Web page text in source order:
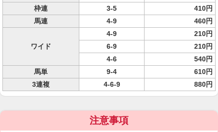
枠連
3-5
410円
馬連
4-9 460円
ワイド
4-9
210円
6-9
210円
4-6
540円
馬単
9-4
610円
3連複
4-6-9 880円
注意事項